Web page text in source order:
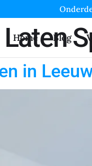
Home Blog
in